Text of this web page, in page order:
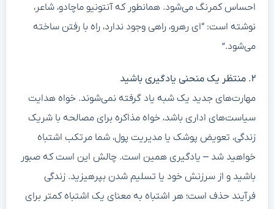
احساس کمرنگ می‌شود. همانطور که آنتونیو ماچادو، شاعر،
نوشته است: “ای رهرو، راهی وجود ندارد، راه با رفتن ساخته
می‌شود.”
۲. منتظر یک منحنی یادگیری باشید
مهارت‌های جدید یک شبه یاد گرفته نمی‌شوند. خواه هدایت
سیاست‌های اداری باشد، خواه مذاکره برای مصالحه با شریک
زندگی، تعویض پوشک یا مدیریت پول، شما مرتکب اشتباه
خواهید شد – یادگیری همین است. چالش این است که صبور
باشید و از سرزنش خود یا تسلیم شدن بپرهیزید. زندگی
فرآیند حذف است؛ هر اشتباه به معنای یک اشتباه کمتر برای